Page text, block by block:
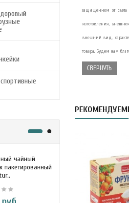
чайный
пакетированный
яблоком
горьком
защищенном от света
изготовления,
внешний вид,
товара. Будем вам
СВЕРНУТЬ